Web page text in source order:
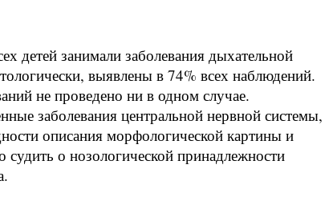
детей занимали заболевания дыхательной
выявлены в 74% всех наблюдений.
не проведено ни в одном случае.
заболевания центральной нервной системы,
описания морфологической картины и
судить о нозологической принадлежности